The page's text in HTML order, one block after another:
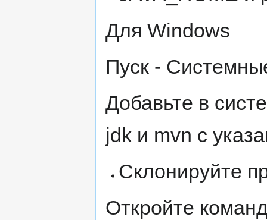
Для Windows
Пуск -
Добавьте в
jdk и mvn с
Склонируйте
Откройте